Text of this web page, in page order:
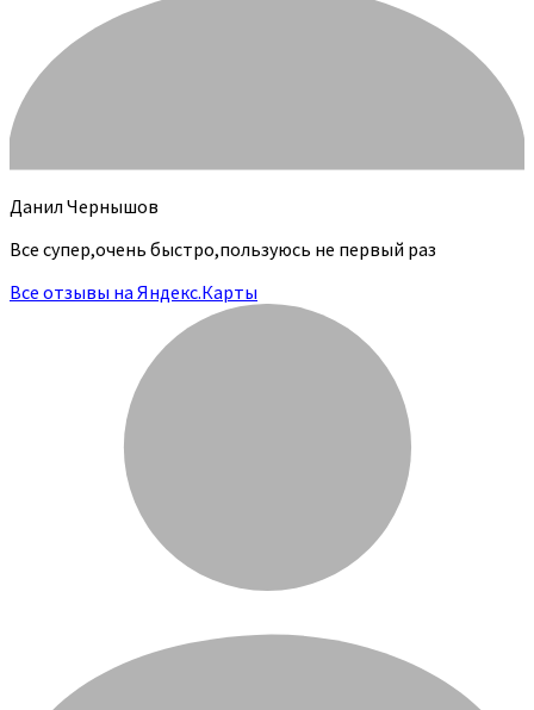
Данил Чернышов
Все супер,очень быстро,пользуюсь не первый раз
Все отзывы на Яндекс.Карты